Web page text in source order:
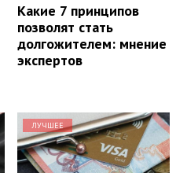
Какие 7 принципов
позволят стать
долгожителем: мнение
экспертов
ЛУЧШЕЕ